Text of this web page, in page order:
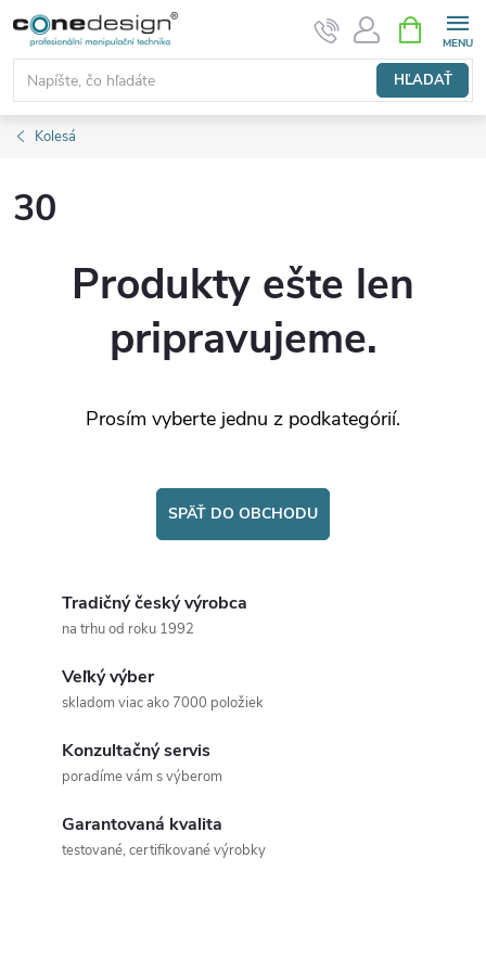
Prejsť
obsah
HĽADAŤ
KOŠÍK
Kolesá
30
Produkty ešte len
pripravujeme.
Prosím vyberte jednu z podkategórií.
SPÄŤ DO OBCHODU
Tradičný český výrobca
na trhu od roku 1992
Veľký výber
skladom viac ako 7000 položiek
Konzultačný servis
poradíme vám s výberom
Garantovaná kvalita
testované, certifikované výrobky